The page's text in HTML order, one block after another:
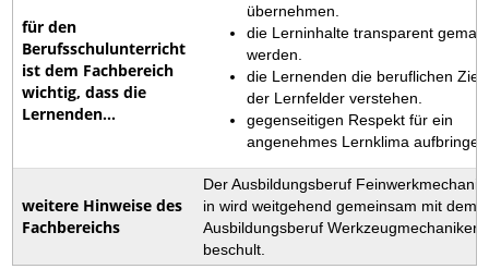
für den
Berufsschulunterricht
ist dem Fachbereich
wichtig, dass die
Lernenden...
übernehmen.
die Lerninhalte transparent
werden.
die Lernenden die beruflichen
der Lernfelder verstehen.
gegenseitigen Respekt für ein
angenehmes Lernklima
weitere Hinweise des
Fachbereichs
Der Ausbildungsberuf
in wird weitgehend gemeinsam mit dem
Ausbildungsberuf
beschult.